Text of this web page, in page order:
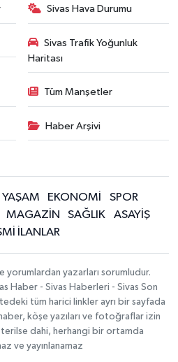
Sivas Hava Durumu
Sivas Trafik Yoğunluk
Haritası
Tüm Manşetler
Haber Arşivi
YAŞAM EKONOMİ
SPOR
MAGAZİN SAĞLIK
ASAYİŞ
İLANLAR
yorumlardan yazarları sorumludur.
Haber - Sivas Haberleri - Sivas Son
tüm harici linkler ayrı bir sayfada
köşe yazıları ve fotoğraflar izin
dahi, herhangi bir ortamda
ve yayınlanamaz